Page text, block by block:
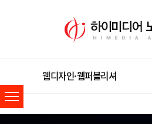
웹디자인·웹퍼블리셔